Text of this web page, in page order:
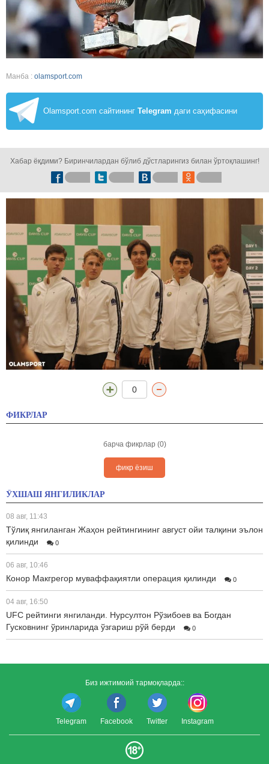
Манба : olamsport.com
Olamsport.com сайтининг Telegram даги саҳифасини
Хабар ёқдими? Биринчилардан бўлиб дўстларингиз билан ўртоқлашинг!
0
ФИКРЛАР
барча фикрлар (0)
фикр ёзиш
ЎХШАШ ЯНГИЛИКЛАР
08 авг, 11:43
Tўлиқ янгиланган Жаҳон рейтингининг август ойи талқини эълон
қилинди
0
06 авг, 10:46
Конор Макгрегор муваффақиятли операция қилинди 0
04 авг, 16:50
UFC рейтинги янгиланди. Нурсултон Рўзибоев ва Богдан
Гусковнинг ўринларида ўзгариш рўй берди
0
Биз ижтимоий тармоқларда::
Telegram Facebook Twitter Instagram